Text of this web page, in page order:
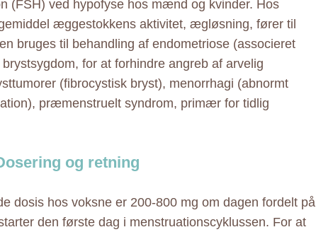
(FSH) ved hypofyse hos mænd og kvinder. Hos
æggestokkens aktivitet, ægløsning, fører til
bruges til behandling af endometriose (associeret
for at forhindre angreb af arvelig
(fibrocystisk bryst), menorrhagi (abnormt
præmenstruelt syndrom, primær for tidlig
og retning
dosis hos voksne er 200-800 mg om dagen fordelt på
den første dag i menstruationscyklussen. For at